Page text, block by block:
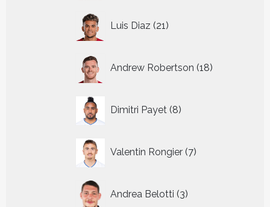
Luis Diaz 21
producten
Andrew Robertson 18
producten
Dimitri Payet 8
producten
Valentin Rongier 7
producten
Andrea Belotti 3
producten